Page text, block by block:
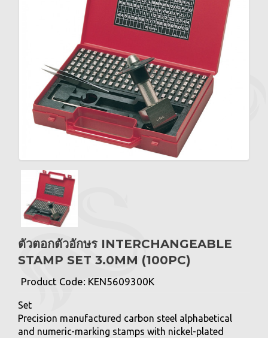
ตัวตอกตัวอักษร INTERCHANGEABLE
STAMP SET 3.0MM (100PC)
Product Code: KEN5609300K
Set
Precision manufactured carbon steel alphabetical
and numeric-marking stamps with nickel-plated